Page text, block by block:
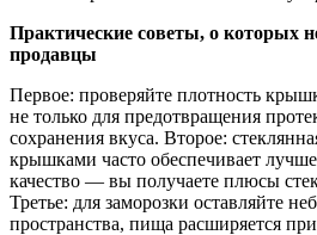
Практические советы, о которых
продавцы
Первое: проверяйте плотность
не только для предотвращения
сохранения вкуса. Второе:
крышками часто обеспечивает
качество — вы получаете плюсы
Третье: для заморозки оставляйте
пространства, пища расширяется